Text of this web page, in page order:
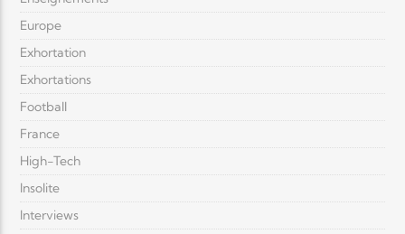
Europe
Exhortation
Exhortations
Football
France
High-Tech
Insolite
Interviews